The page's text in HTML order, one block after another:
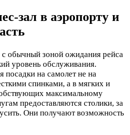
зал в аэропорту и
с обычный зоной ожидания рейса
уровень обслуживания.
на самолет не на
спинками, а в мягких и
максимальному
предоставляются столики, за
Они получают возможность